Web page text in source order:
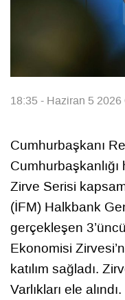
18:35 - Haziran 5 2026
Cumhurbaşkanı
Zirve Serisi
(İFM) Halkbank
gerçekleşen
Ekonomisi
katılım sağladı.
Varlıkları ele